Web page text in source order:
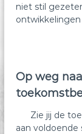
niet stil
Op weg
Zie jij de
aan voldoende